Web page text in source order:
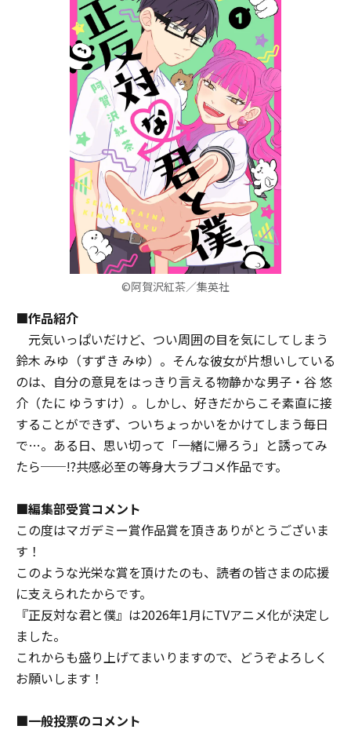
©阿賀沢紅茶／集英社
■作品紹介
元気いっぱいだけど、つい周囲の目を気にしてしまう
鈴木 みゆ（すずき みゆ）。そんな彼女が片想いしている
のは、自分の意見をはっきり言える物静かな男子・谷 悠
介（たに ゆうすけ）。しかし、好きだからこそ素直に接
することができず、ついちょっかいをかけてしまう毎日
で…。ある日、思い切って「一緒に帰ろう」と誘ってみ
たら──!?共感必至の等身大ラブコメ作品です。
■編集部受賞コメント
この度はマガデミー賞作品賞を頂きありがとうございま
す！
このような光栄な賞を頂けたのも、読者の皆さまの応援
に支えられたからです。
『正反対な君と僕』は2026年1月にTVアニメ化が決定し
ました。
これからも盛り上げてまいりますので、どうぞよろしく
お願いします！
■一般投票のコメント